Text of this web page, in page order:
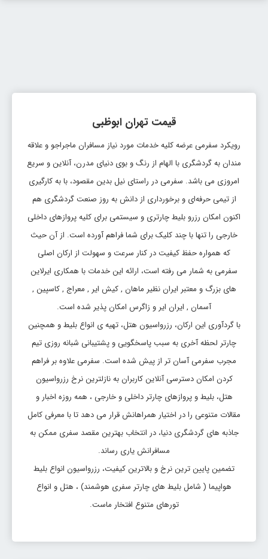
قیمت تهران ابوظبی
رویکرد سفرمی عرضه کلیه خدمات مورد نیاز مسافران ماجراجو و علاقه
مندان به گردشگری با الهام از رنگ و بوی دنیای مدرن، آنلاین و سریع
امروزی می باشد. سفرمی در راستای نیل بدین مقصود، با به کارگیری
از تیمی حرفه‌ای و برخورداری از دانش به روز صنعت گردشگری هم
اکنون امکان رزرو بلیط چارتری و سیستمی برای کلیه پروازهای داخلی
خارجی را تنها با چند کلیک برای شما فراهم آورده است. از آن حیث
که همواره حفظ کیفیت در کنار سرعت و سهولت از ارکان اصلی
سفرمی به شمار می رفته است، ارائه این خدمات با همکاری ایرلاین
های بزرگ و معتبر ایران نظیر ماهان , کیش ایر , معراج , کاسپین ,
آسمان , ایران ایر و زاگرس امکان پذیر شده است.
با گردآوری این ارکان، رزرواسیون هتل، تهیه ی انواع بلیط و همچنین
چارتر لحظه آخری به سبب پاسخگویی و پشتیبانی شبانه روزی تیم
مجرب سفرمی آسان تر از پیش شده است. سفرمی علاوه بر فراهم
کردن امکان دسترسی آنلاین کاربران به نازلترین نرخ رزرواسیون
هتل، بلیط و پروازهای چارتر داخلی و خارجی ، همه روزه اخبار و
مقالات متنوعی را در اختیار همراهانش قرار می دهد تا با معرفی کامل
جاذبه های گردشگری دنیا، در انتخاب بهترین مقصد سفری ممکن به
مسافرانش یاری رساند.
تضمین پایین ترین نرخ و بالاترین کیفیت، رزرواسیون انواع بلیط
هواپیما ( شامل بلیط های چارتر سفری هوشمند) ، هتل و انواع
تورهای متنوع افتخار ماست.